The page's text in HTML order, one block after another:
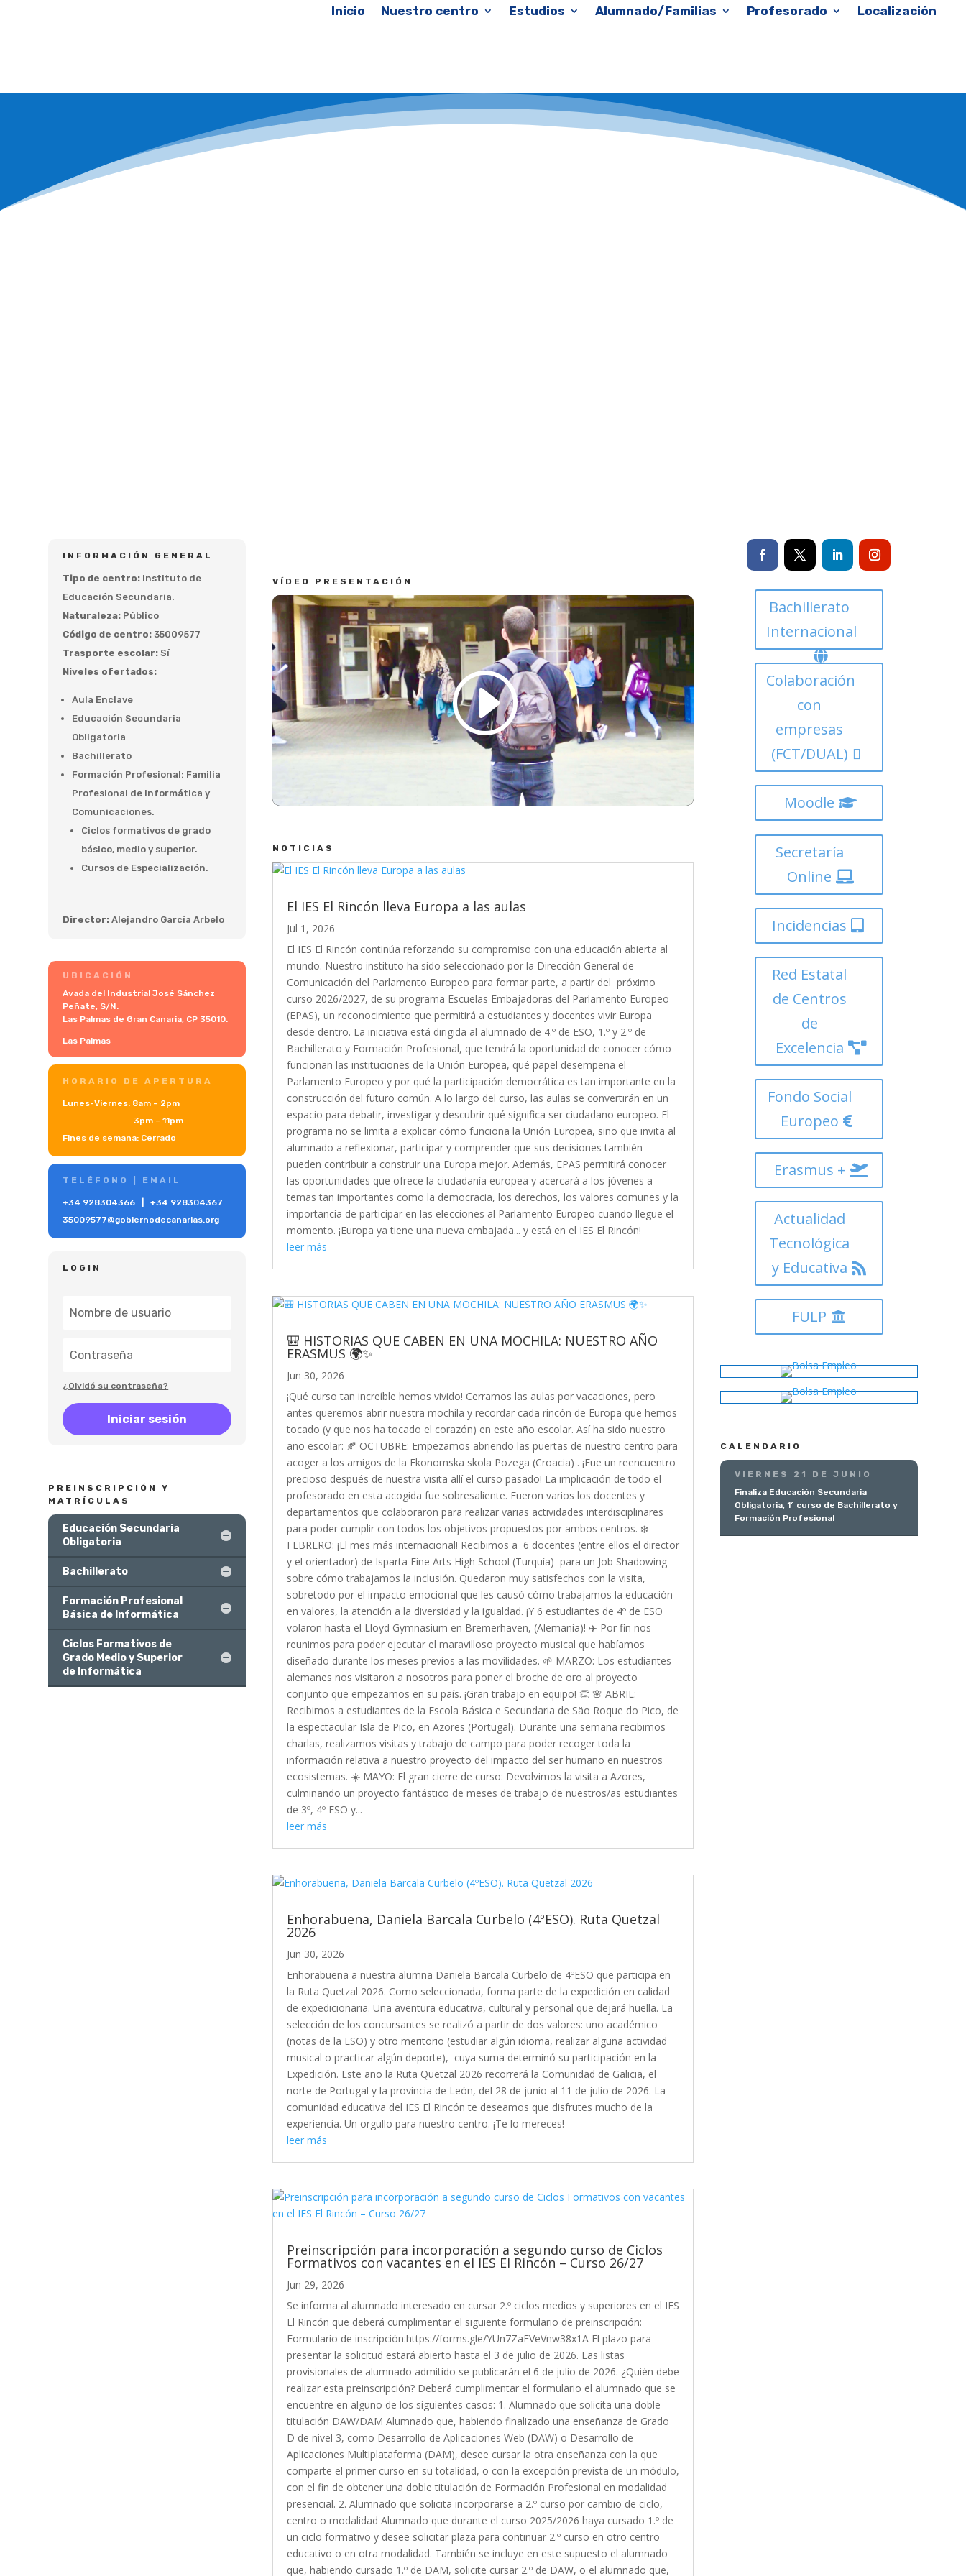
Inicio Nuestro centro Estudios Alumnado/Familias Profesorado Localización
INFORMACIÓN GENERAL
Tipo de centro: Instituto de
Educación Secundaria.
Naturaleza: Público
Código de centro: 35009577
Trasporte escolar: Sí
Niveles ofertados:
Aula Enclave
Educación Secundaria
Obligatoria
Bachillerato
Formación Profesional: Familia
Profesional de Informática y
Comunicaciones.
Ciclos formativos de grado
básico, medio y superior.
Cursos de Especialización.
Director: Alejandro García Arbelo
UBICACIÓN
Avada del Industrial José Sánchez
Peñate, S/N.
Las Palmas de Gran Canaria, CP 35010.
Las Palmas
HORARIO DE APERTURA
Lunes-Viernes: 8am – 2pm
3pm – 11pm
Fines de semana: Cerrado
TELÉFONO | EMAIL
+34 928304366 |+34 928304367
35009577@gobiernodecanarias.org
LOGIN
¿Olvidó su contraseña?
Iniciar sesión
PREINSCRIPCIÓN Y
MATRÍCULAS
Educación Secundaria
Obligatoria
Bachillerato
Formación Profesional
Básica de Informática
Ciclos Formativos de
Grado Medio y Superior
de Informática
VÍDEO PRESENTACIÓN
NOTICIAS
El IES El Rincón lleva Europa a las aulas
Jul 1, 2026
El IES El Rincón continúa reforzando su compromiso con una educación abierta al
mundo. Nuestro instituto ha sido seleccionado por la Dirección General de
Comunicación del Parlamento Europeo para formar parte, a partir del próximo
curso 2026/2027, de su programa Escuelas Embajadoras del Parlamento Europeo
(EPAS), un reconocimiento que permitirá a estudiantes y docentes vivir Europa
desde dentro. La iniciativa está dirigida al alumnado de 4.º de ESO, 1.º y 2.º de
Bachillerato y Formación Profesional, que tendrá la oportunidad de conocer cómo
funcionan las instituciones de la Unión Europea, qué papel desempeña el
Parlamento Europeo y por qué la participación democrática es tan importante en la
construcción del futuro común. A lo largo del curso, las aulas se convertirán en un
espacio para debatir, investigar y descubrir qué significa ser ciudadano europeo. El
programa no se limita a explicar cómo funciona la Unión Europea, sino que invita al
alumnado a reflexionar, participar y comprender que sus decisiones también
pueden contribuir a construir una Europa mejor. Además, EPAS permitirá conocer
las oportunidades que ofrece la ciudadanía europea y acercará a los jóvenes a
temas tan importantes como la democracia, los derechos, los valores comunes y la
importancia de participar en las elecciones al Parlamento Europeo cuando llegue el
momento. ¡Europa ya tiene una nueva embajada... y está en el IES El Rincón!
leer más
🎒 HISTORIAS QUE CABEN EN UNA MOCHILA: NUESTRO AÑO
ERASMUS 🌍✨
Jun 30, 2026
¡Qué curso tan increíble hemos vivido! Cerramos las aulas por vacaciones, pero
antes queremos abrir nuestra mochila y recordar cada rincón de Europa que hemos
tocado (y que nos ha tocado el corazón) en este año escolar. Así ha sido nuestro
año escolar: 🍂 OCTUBRE: Empezamos abriendo las puertas de nuestro centro para
acoger a los amigos de la Ekonomska skola Pozega (Croacia) . ¡Fue un reencuentro
precioso después de nuestra visita allí el curso pasado! La implicación de todo el
profesorado en esta acogida fue sobresaliente. Fueron varios los docentes y
departamentos que colaboraron para realizar varias actividades interdisciplinares
para poder cumplir con todos los objetivos propuestos por ambos centros. ❄️
FEBRERO: ¡El mes más internacional! Recibimos a 6 docentes (entre ellos el director
y el orientador) de Isparta Fine Arts High School (Turquía) para un Job Shadowing
sobre cómo trabajamos la inclusión. Quedaron muy satisfechos con la visita,
sobretodo por el impacto emocional que les causó cómo trabajamos la educación
en valores, la atención a la diversidad y la igualdad. ¡Y 6 estudiantes de 4º de ESO
volaron hasta el Lloyd Gymnasium en Bremerhaven, (Alemania)! ✈️ Por fin nos
reunimos para poder ejecutar el maravilloso proyecto musical que habíamos
diseñado durante los meses previos a las movilidades. 🌱 MARZO: Los estudiantes
alemanes nos visitaron a nosotros para poner el broche de oro al proyecto
conjunto que empezamos en su país. ¡Gran trabajo en equipo! 👏 🌸 ABRIL:
Recibimos a estudiantes de la Escola Básica e Secundaria de Säo Roque do Pico, de
la espectacular Isla de Pico, en Azores (Portugal). Durante una semana recibimos
charlas, realizamos visitas y trabajo de campo para poder recoger toda la
información relativa a nuestro proyecto del impacto del ser humano en nuestros
ecosistemas. ☀️ MAYO: El gran cierre de curso: Devolvimos la visita a Azores,
culminando un proyecto fantástico de meses de trabajo de nuestros/as estudiantes
de 3º, 4º ESO y...
leer más
Enhorabuena, Daniela Barcala Curbelo (4ºESO). Ruta Quetzal
2026
Jun 30, 2026
Enhorabuena a nuestra alumna Daniela Barcala Curbelo de 4ºESO que participa en
la Ruta Quetzal 2026. Como seleccionada, forma parte de la expedición en calidad
de expedicionaria. Una aventura educativa, cultural y personal que dejará huella. La
selección de los concursantes se realizó a partir de dos valores: uno académico
(notas de la ESO) y otro meritorio (estudiar algún idioma, realizar alguna actividad
musical o practicar algún deporte), cuya suma determinó su participación en la
Expedición. Este año la Ruta Quetzal 2026 recorrerá la Comunidad de Galicia, el
norte de Portugal y la provincia de León, del 28 de junio al 11 de julio de 2026. La
comunidad educativa del IES El Rincón te deseamos que disfrutes mucho de la
experiencia. Un orgullo para nuestro centro. ¡Te lo mereces!
leer más
Preinscripción para incorporación a segundo curso de Ciclos
Formativos con vacantes en el IES El Rincón – Curso 26/27
Jun 29, 2026
Se informa al alumnado interesado en cursar 2.º ciclos medios y superiores en el IES
El Rincón que deberá cumplimentar el siguiente formulario de preinscripción:
Formulario de inscripción:https://forms.gle/YUn7ZaFVeVnw38x1A El plazo para
presentar la solicitud estará abierto hasta el 3 de julio de 2026. Las listas
provisionales de alumnado admitido se publicarán el 6 de julio de 2026. ¿Quién debe
realizar esta preinscripción? Deberá cumplimentar el formulario el alumnado que se
encuentre en alguno de los siguientes casos: 1. Alumnado que solicita una doble
titulación DAW/DAM Alumnado que, habiendo finalizado una enseñanza de Grado
D de nivel 3, como Desarrollo de Aplicaciones Web (DAW) o Desarrollo de
Aplicaciones Multiplataforma (DAM), desee cursar la otra enseñanza con la que
comparte el primer curso en su totalidad, o con la excepción prevista de un módulo,
con el fin de obtener una doble titulación de Formación Profesional en modalidad
presencial. 2. Alumnado que solicita incorporarse a 2.º curso por cambio de ciclo,
centro o modalidad Alumnado que durante el curso 2025/2026 haya cursado 1.º de
un ciclo formativo y desee solicitar plaza para continuar 2.º curso en otro centro
educativo o en otra modalidad. También se incluye en este supuesto el alumnado
que, habiendo cursado 1.º de DAM, solicite cursar 2.º de DAW, o el alumnado que,
Bachillerato
Internacional
Colaboración
con
empresas
(FCT/DUAL)
Moodle
Secretaría
Online
Incidencias
Red Estatal
de Centros
de
Excelencia
Fondo Social
Europeo
Erasmus +
Actualidad
Tecnológica
y Educativa
FULP
CALENDARIO
VIERNES 21 DE JUNIO
Finaliza Educación Secundaria
Obligatoria, 1º curso de Bachillerato y
Formación Profesional